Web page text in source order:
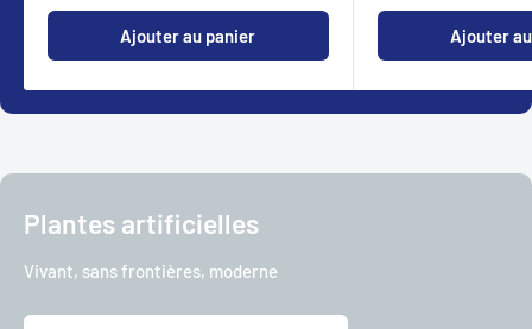
Ajouter au panier Ajouter
Plantes artificielles
Vivant, sans frontières, moderne